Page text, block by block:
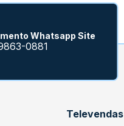
Whatsapp Site
0881
Televendas